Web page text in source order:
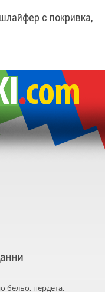
с покривка,
бельо, пердета,